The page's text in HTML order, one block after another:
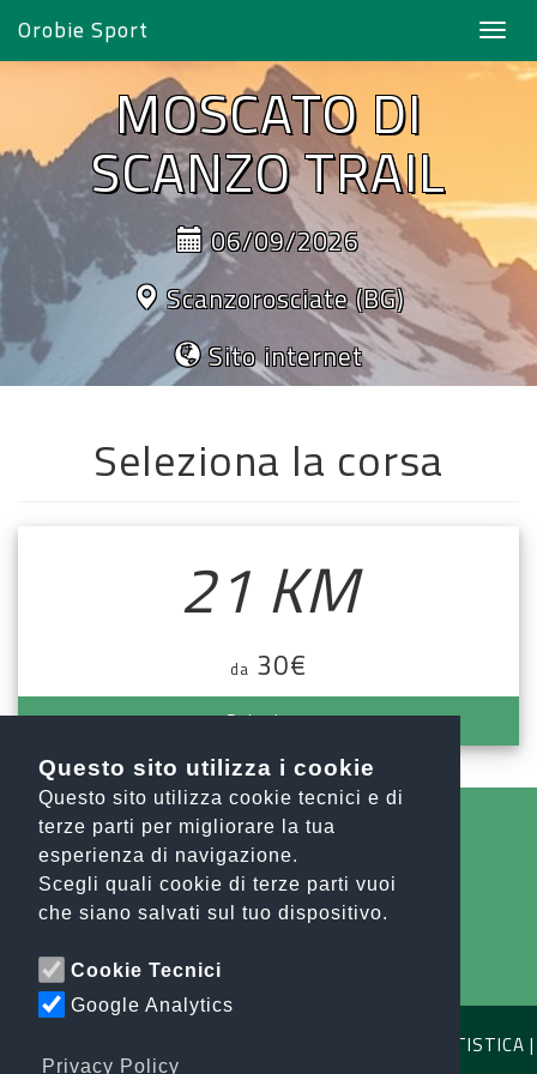
Questo sito utilizza i cookie
Questo sito utilizza cookie tecnici e di
terze parti per migliorare la tua
esperienza di navigazione.
Scegli quali cookie di terze parti vuoi
che siano salvati sul tuo dispositivo.
Cookie Tecnici
Google Analytics
Privacy Policy
Orobie Sport
MOSCATO DI
SCANZO TRAIL
06/09/2026
Scanzorosciate (BG)
Sito internet
Seleziona la corsa
21 KM
da 30€
Seleziona
Tutte le notizie
OROBIE SPORT ASSOCIAZIONE SPORTIVA DILETTANTISTICA |